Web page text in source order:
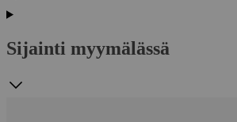
Sijainti myymälässä